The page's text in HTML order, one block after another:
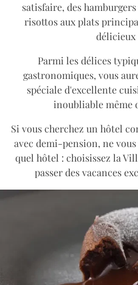
satisfaire, des
risottos aux plats
délicieux
Parmi les délices
gastronomiques, vous
spéciale d'excellente
inoubliable même
Si vous cherchez un hôtel
avec demi-pension, ne
quel hôtel : choisissez la
passer des vacances